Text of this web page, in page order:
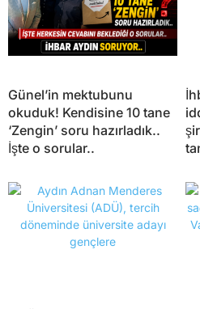
Günel’in mektubunu
okuduk! Kendisine 10 tane
‘Zengin’ soru hazırladık..
İşte o sorular..